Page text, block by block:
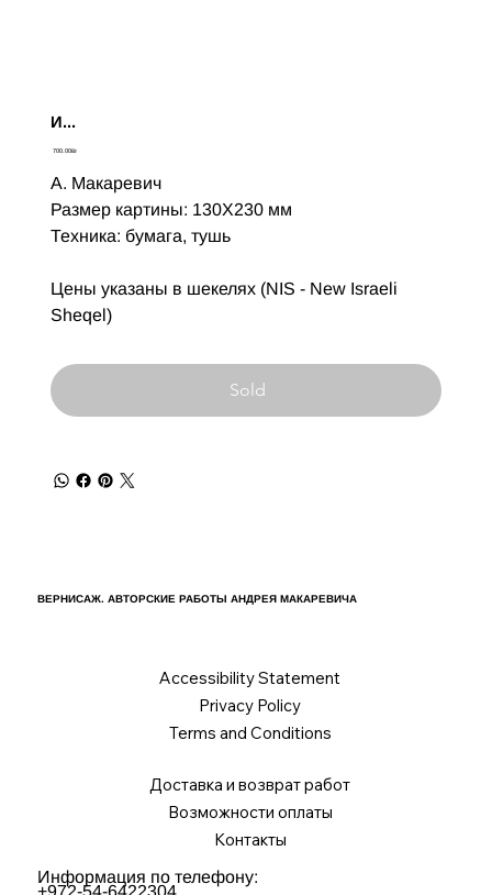
И...
Цена
‏700.00 ‏₪
А. Макаревич
Размер картины: 130X230 мм
Техника: бумага, тушь
Цены указаны в шекелях (NIS - New Israeli
Sheqel)
Sold
ВЕРНИСАЖ. АВТОРСКИЕ РАБОТЫ АНДРЕЯ МАКАРЕВИЧА
Accessibility Statement
Privacy Policy
Terms and Conditions
Доставка и возврат работ
Возможности оплаты
Контакты
Информация по телефону:
+972-54-6422304